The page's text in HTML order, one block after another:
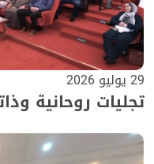
29 يوليو 2026
تجليات روحانية